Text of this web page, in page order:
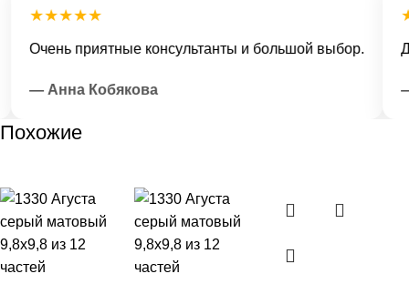
★★★★★
Очень приятные консультанты и большой выбор.
— Анна Кобякова —
Похожие